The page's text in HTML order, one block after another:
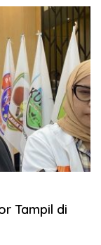
Tampil di